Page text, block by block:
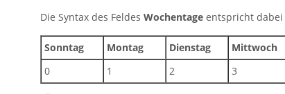
Die Syntax des Feldes Wochentage entspricht
Sonntag Montag Dienstag Mittwoch
0
1 2 3